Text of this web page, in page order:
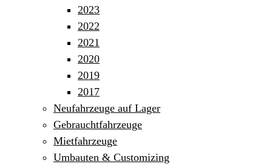
2023
2022
2021
2020
2019
2017
Neufahrzeuge auf Lager
Gebrauchtfahrzeuge
Mietfahrzeuge
Umbauten & Customizing